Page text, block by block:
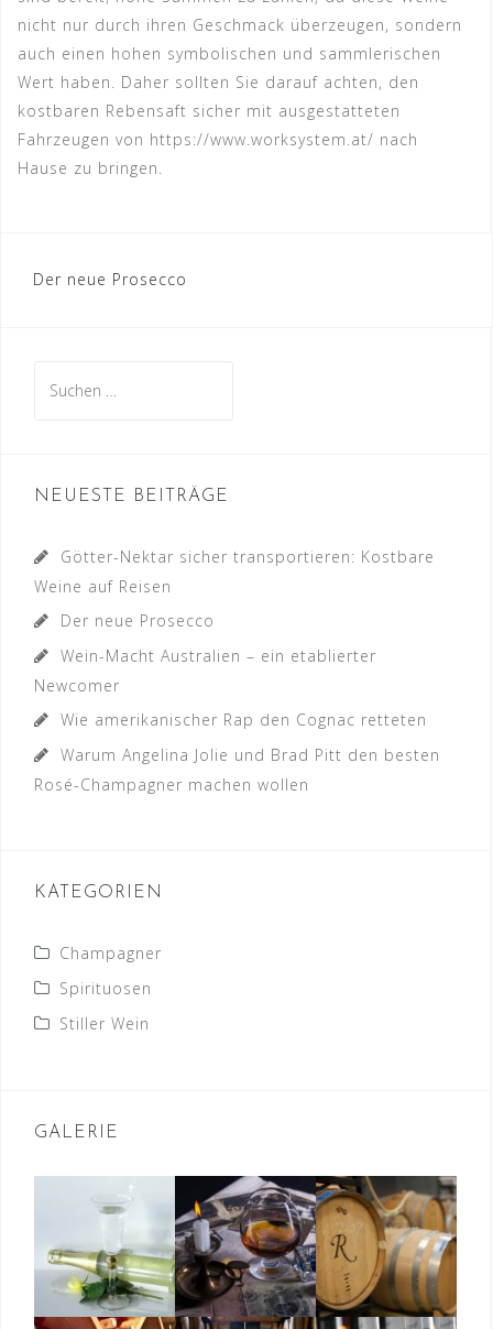
nicht nur durch ihren Geschmack überzeugen, sondern
auch einen hohen symbolischen und sammlerischen
Wert haben. Daher sollten Sie darauf achten, den
kostbaren Rebensaft sicher mit ausgestatteten
Fahrzeugen von https://www.worksystem.at/ nach
Hause zu bringen.
Beitragsnavigation
Der neue Prosecco
nach:
NEUESTE BEITRÄGE
Götter-Nektar sicher transportieren: Kostbare
Weine auf Reisen
Der neue Prosecco
Wein-Macht Australien – ein etablierter
Newcomer
Wie amerikanischer Rap den Cognac retteten
Warum Angelina Jolie und Brad Pitt den besten
Rosé-Champagner machen wollen
KATEGORIEN
Champagner
Spirituosen
Stiller Wein
GALERIE